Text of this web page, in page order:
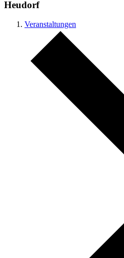
Heudorf
Veranstaltungen